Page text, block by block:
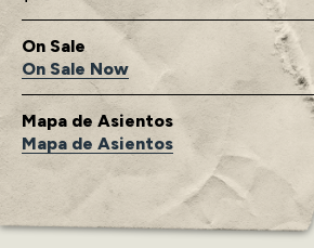
On Sale
On Sale Now
Mapa de Asientos
Mapa de Asientos